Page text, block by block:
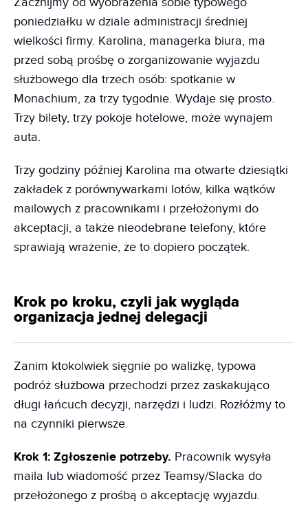
poniedziałku w dziale administracji średniej
wielkości firmy. Karolina, managerka biura, ma
przed sobą prośbę o zorganizowanie wyjazdu
służbowego dla trzech osób: spotkanie w
Monachium, za trzy tygodnie. Wydaje się prosto.
Trzy bilety, trzy pokoje hotelowe, może wynajem
auta.
Trzy godziny później Karolina ma otwarte dziesiątki
zakładek z porównywarkami lotów, kilka wątków
mailowych z pracownikami i przełożonymi do
akceptacji, a także nieodebrane telefony, które
sprawiają wrażenie, że to dopiero początek.
Krok po kroku, czyli jak wygląda
organizacja jednej delegacji
Zanim ktokolwiek sięgnie po walizkę, typowa
podróż służbowa przechodzi przez zaskakująco
długi łańcuch decyzji, narzędzi i ludzi. Rozłóżmy to
na czynniki pierwsze.
Krok 1: Zgłoszenie potrzeby. Pracownik wysyła
maila lub wiadomość przez Teamsy/Slacka do
przełożonego z prośbą o akceptację wyjazdu.